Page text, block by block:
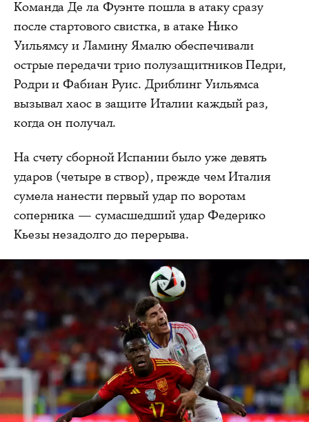
Команда Де ла Фуэнте пошла в атаку сразу
после стартового свистка, в атаке Нико
Уильямсу и Ламину Ямалю обеспечивали
острые передачи трио полузащитников Педри,
Родри и Фабиан Руис. Дриблинг Уильямса
вызывал хаос в защите Италии каждый раз,
когда он получал.
На счету сборной Испании было уже девять
ударов (четыре в створ), прежде чем Италия
сумела нанести первый удар по воротам
соперника — сумасшедший удар Федерико
Кьезы незадолго до перерыва.